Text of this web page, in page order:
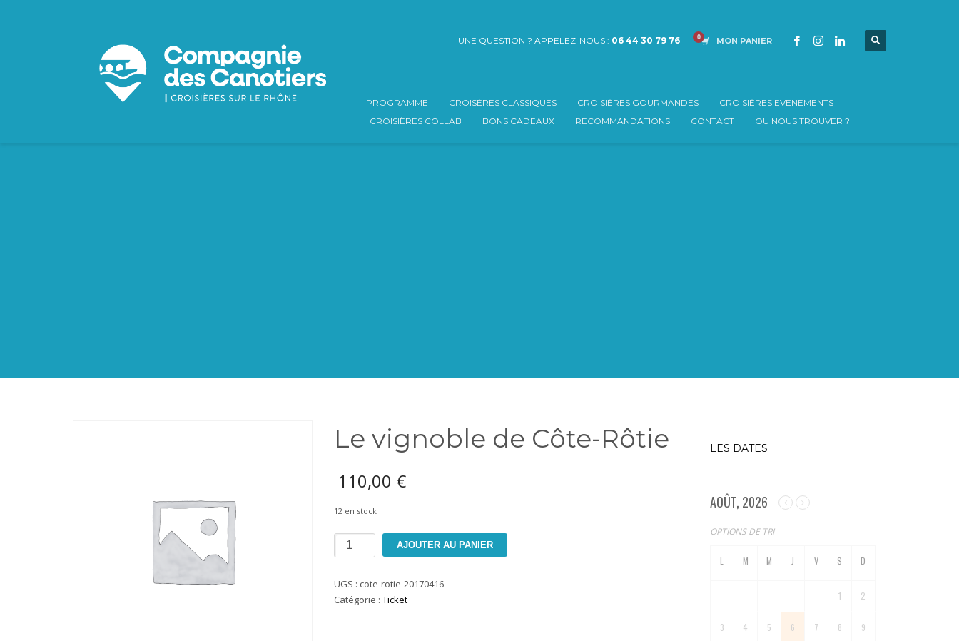
UNE QUESTION ? APPELEZ-NOUS : 06 44 30 79 76 MON PANIER
PROGRAMME CROISÈRES CLASSIQUES CROISIÈRES GOURMANDES
CROISIÈRES EVENEMENTS
CROISIÈRES COLLAB
BONS CADEAUX RECOMMANDATIONS CONTACT OU NOUS TROUVER ?
Le vignoble de Côte-Rôtie
110,00 €
12 en stock
quantité
de
vignoble
de
AJOUTER AU PANIER
UGS : cote-rotie-20170416
Catégorie : Ticket
LES DATES
AOÛT, 2026
OPTIONS DE TRI
- - - - - 1 2
3 4 5 6 7 8 9